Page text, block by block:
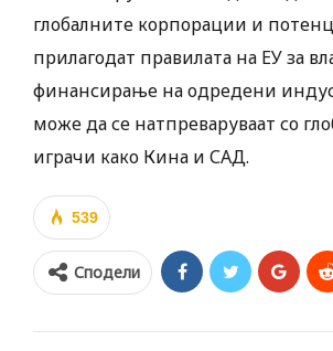
глобалните корпорации и
прилагодат правилата на ЕУ за
финансирање на одредени
може да се натпреваруваат со
играчи како Кина и САД.
539
Сподели